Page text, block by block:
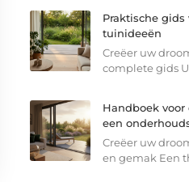
Praktische
tuinideeën
Creëer uw
complete gids
Handboek
een
Creëer uw
en gemak Een